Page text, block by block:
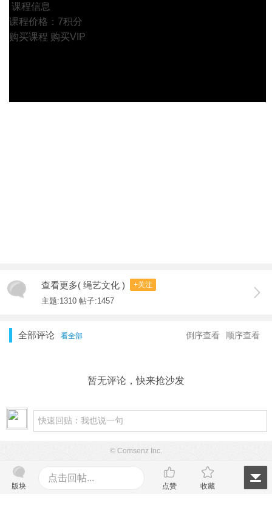
课程信息
课程价格：7积分
购买课程 购买VIP
查看更多( 绳艺文化 ) +关注
主题:1310 帖子:1457
全部评论 看全部 顺序查看
倒序查看
暂无评论，快来抢沙发
版块
点击回帖...
点赞 收藏
© Comsenz Inc.